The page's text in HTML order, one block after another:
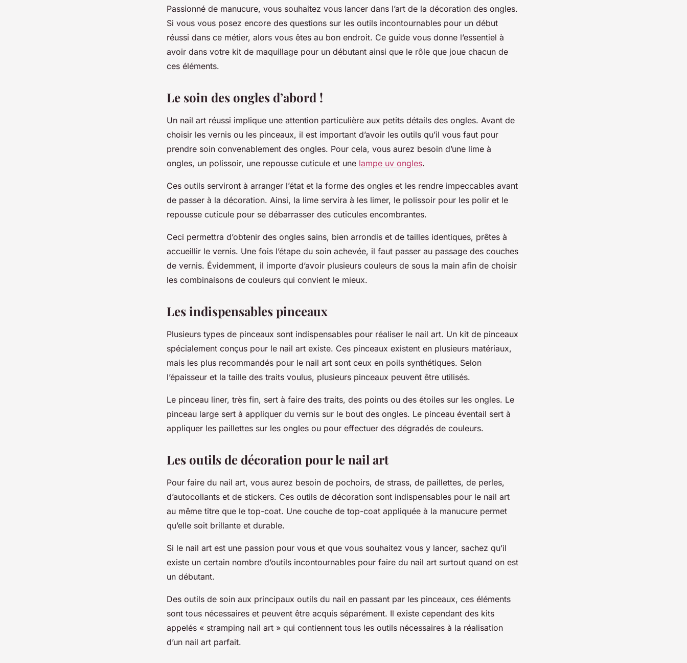
Le nail art : le matériel indispensable
pour un débutant
Passionné de manucure, vous souhaitez vous lancer dans l’art de la décoration des ongles.
Si vous vous posez encore des questions sur les outils incontournables pour un début
réussi dans ce métier, alors vous êtes au bon endroit. Ce guide vous donne l’essentiel à
avoir dans votre kit de maquillage pour un débutant ainsi que le rôle que joue chacun de
ces éléments.
Le soin des ongles d’abord !
Un nail art réussi implique une attention particulière aux petits détails des ongles. Avant de
choisir les vernis ou les pinceaux, il est important d’avoir les outils qu’il vous faut pour
prendre soin convenablement des ongles. Pour cela, vous aurez besoin d’une lime à
ongles, un polissoir, une repousse cuticule et une lampe uv ongles.
Ces outils serviront à arranger l’état et la forme des ongles et les rendre impeccables avant
de passer à la décoration. Ainsi, la lime servira à les limer, le polissoir pour les polir et le
repousse cuticule pour se débarrasser des cuticules encombrantes.
Ceci permettra d’obtenir des ongles sains, bien arrondis et de tailles identiques, prêtes à
accueillir le vernis. Une fois l’étape du soin achevée, il faut passer au passage des couches
de vernis. Évidemment, il importe d’avoir plusieurs couleurs de sous la main afin de choisir
les combinaisons de couleurs qui convient le mieux.
Les indispensables pinceaux
Plusieurs types de pinceaux sont indispensables pour réaliser le nail art. Un kit de pinceaux
spécialement conçus pour le nail art existe. Ces pinceaux existent en plusieurs matériaux,
mais les plus recommandés pour le nail art sont ceux en poils synthétiques. Selon
l’épaisseur et la taille des traits voulus, plusieurs pinceaux peuvent être utilisés.
Le pinceau liner, très fin, sert à faire des traits, des points ou des étoiles sur les ongles. Le
pinceau large sert à appliquer du vernis sur le bout des ongles. Le pinceau éventail sert à
appliquer les paillettes sur les ongles ou pour effectuer des dégradés de couleurs.
Les outils de décoration pour le nail art
Pour faire du nail art, vous aurez besoin de pochoirs, de strass, de paillettes, de perles,
d’autocollants et de stickers. Ces outils de décoration sont indispensables pour le nail art
au même titre que le top-coat. Une couche de top-coat appliquée à la manucure permet
qu’elle soit brillante et durable.
Si le nail art est une passion pour vous et que vous souhaitez vous y lancer, sachez qu’il
existe un certain nombre d’outils incontournables pour faire du nail art surtout quand on est
un débutant.
Des outils de soin aux principaux outils du nail en passant par les pinceaux, ces éléments
sont tous nécessaires et peuvent être acquis séparément. Il existe cependant des kits
appelés « stramping nail art » qui contiennent tous les outils nécessaires à la réalisation
d’un nail art parfait.